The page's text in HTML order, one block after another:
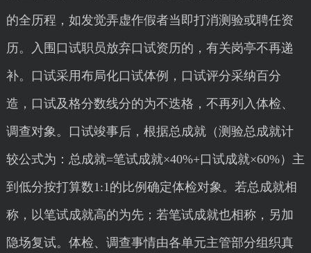
的全历程，如发觉弄虚作假者当即打消测验或聘任资
历。入围口试职员放弃口试资历的，有关岗亭不再递
补。口试采用布局化口试体例，口试评分采纳百分
造，口试及格分数线分的为不迭格，不再列入体检、
调查对象。口试竣事后，根据总成就（测验总成就计
较公式为：总成就=笔试成就×40%+口试成就×60%）主
到低分按打算数1:1的比例确定体检对象。若总成就相
称，以笔试成就高的为先；若笔试成就也相称，另加
隐场复试。体检、调查事情由各单元主管部分组织真